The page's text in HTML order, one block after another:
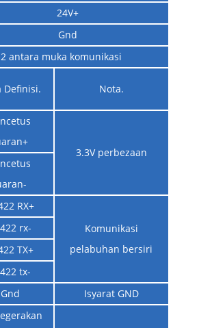
24V+
Gnd
antara muka komunikasi
Definisi. Nota.
3.3V perbezaan
RX+
Komunikasi
pelabuhan bersiri
rx-
TX+
tx-
Gnd Isyarat GND